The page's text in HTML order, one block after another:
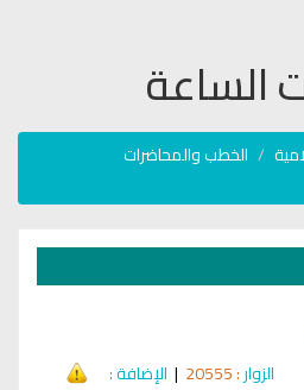
الساعة
الخطب والمحاضرات
الزوار: 20555
| الإضافة: